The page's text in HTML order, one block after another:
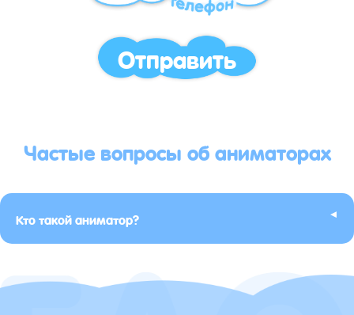
Отправить
Частые вопросы об аниматорах
Кто такой аниматор? ▸